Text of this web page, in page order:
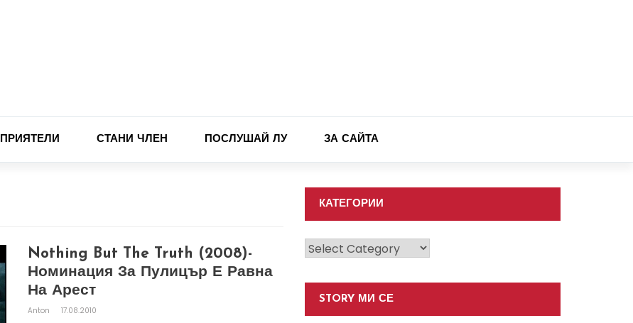
ПРИЯТЕЛИ СТАНИ ЧЛЕН ПОСЛУШАЙ ЛУ ЗА САЙТА
Nothing But The Truth (2008)-
Номинация За Пулицър Е Равна
На Арест
Anton 17.08.2010
КАТЕГОРИИ
Категории
STORY МИ СЕ